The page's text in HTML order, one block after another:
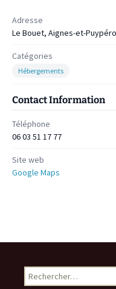
Adresse
Le Bouet, Aignes-et-
Catégories
Hébergements
Contact Information
Téléphone
06 03 51 17 77
Site web
Google Maps
Rechercher :